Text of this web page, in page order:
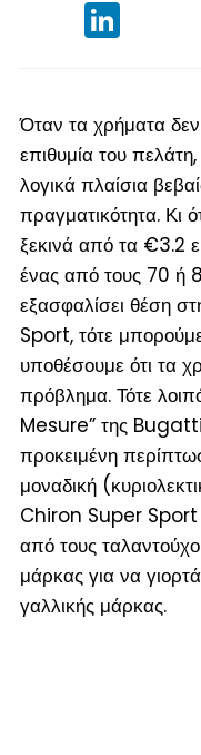
LinkedIn
Όταν τα χρήματα
επιθυμία του
λογικά πλαίσια
πραγματικότητα. Κι
ξεκινά από τα €3.2
ένας από τους 70 ή
εξασφαλίσει θέση
Sport, τότε
υποθέσουμε ότι τα
πρόβλημα. Τότε
Mesure” της Bugatti
προκειμένη
μοναδική (
Chiron Super Sport
από τους
μάρκας για να
γαλλικής μάρκας.